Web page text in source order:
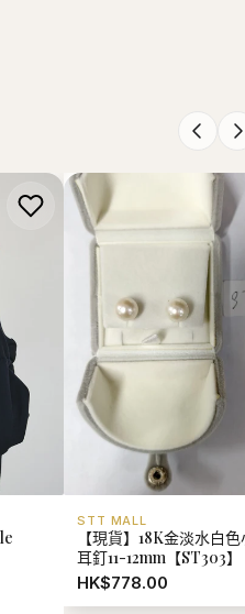
STT MALL
【現貨】18K金淡水白
耳釘11-12mm【ST303】
HK$778.00